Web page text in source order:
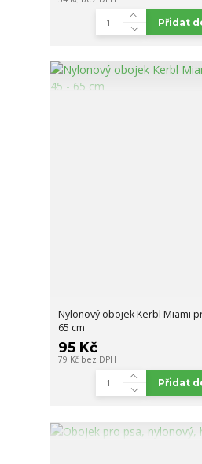
Přidat
Nylonový obojek Kerbl Miami
65 cm
95 Kč
79 Kč bez DPH
Přidat